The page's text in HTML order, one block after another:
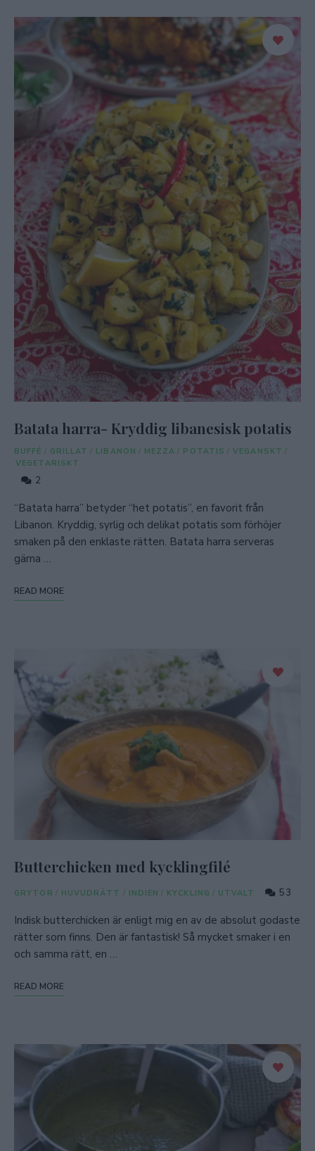
Batata harra- Kryddig libanesisk potatis
BUFFÉ / GRILLAT / LIBANON / MEZZA / POTATIS / VEGANSKT /
VEGETARISKT
2
“Batata harra” betyder “het potatis”, en favorit från
Libanon. Kryddig, syrlig och delikat potatis som förhöjer
smaken på den enklaste rätten. Batata harra serveras
gärna …
READ MORE
Butterchicken med kycklingfilé
GRYTOR / HUVUDRÄTT / INDIEN / KYCKLING / UTVALT 53
Indisk butterchicken är enligt mig en av de absolut godaste
rätter som finns. Den är fantastisk! Så mycket smaker i en
och samma rätt, en …
READ MORE